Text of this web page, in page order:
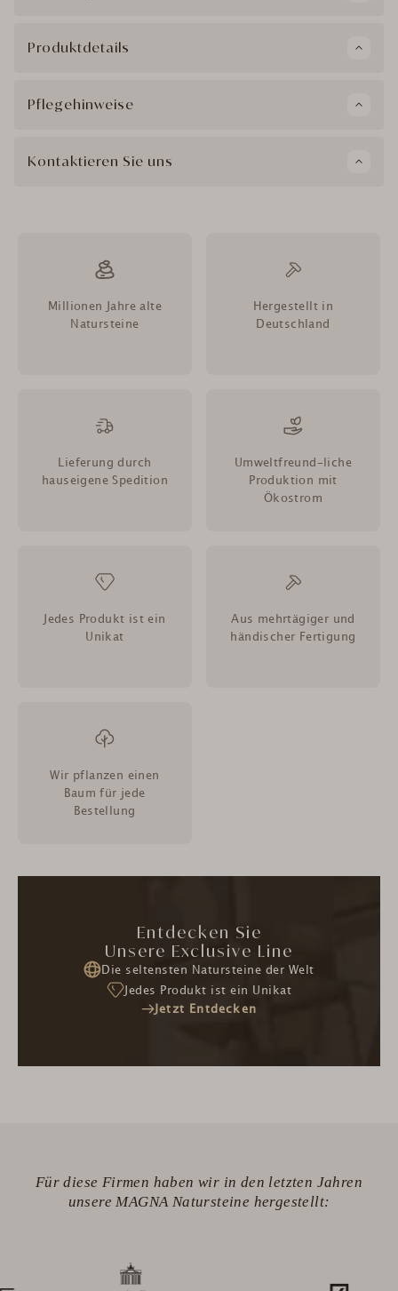
Produktdetails
Pflegehinweise
Kontaktieren Sie uns
Millionen Jahre alte
Natursteine
Hergestellt in
Deutschland
Lieferung durch
hauseigene Spedition
Umweltfreund-liche
Produktion mit
Ökostrom
Jedes Produkt ist ein
Unikat
Aus mehrtägiger und
händischer Fertigung
Wir pflanzen einen
Baum für jede
Bestellung
Entdecken Sie
Unsere Exclusive Line
Die seltensten Natursteine der Welt
Jedes Produkt ist ein Unikat
Jetzt Entdecken
Für diese Firmen haben wir in den letzten Jahren
unsere MAGNA Natursteine hergestellt: